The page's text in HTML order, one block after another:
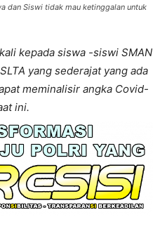
dan Siswi tidak mau ketinggalan untuk
kepada siswa -siswi SMAN
yang sederajat yang ada
meminalisir angka Covid-
ini.